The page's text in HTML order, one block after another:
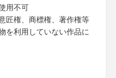
用不可
匠権、商標権、著作権等
を利用していない作品に